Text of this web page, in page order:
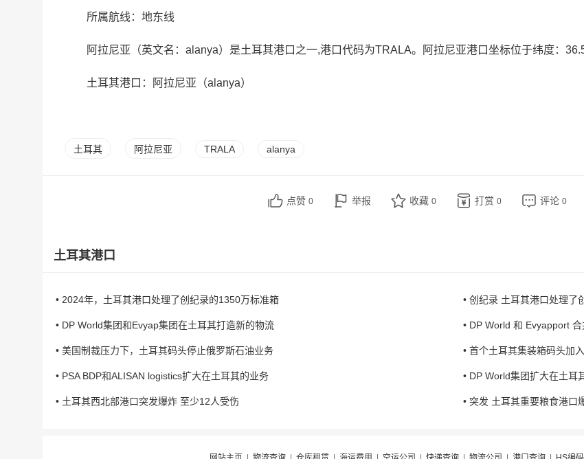
所属航线：地东线
阿拉尼亚（英文名：alanya）是土耳其港口之一,港口代码为TRALA。阿拉尼亚港口坐标位于纬度：
土耳其港口：阿拉尼亚（alanya）
土耳其 阿拉尼亚 TRALA alanya
点赞 0 举报 收藏 0 打赏 0 评论 0
土耳其港口
• 2024年，土耳其港口处理了创纪录的1350万标准箱 • 创纪录 土耳其港口处理了
• DP World集团和Evyap集团在土耳其打造新的物流 • DP World 和 Evyapport
• 美国制裁压力下，土耳其码头停止俄罗斯石油业务 • 首个土耳其集装箱码头加
• PSA BDP和ALISAN logistics扩大在土耳其的业务 • DP World集团扩大在土耳
• 土耳其西北部港口突发爆炸 至少12人受伤 • 突发 土耳其重要粮食港口